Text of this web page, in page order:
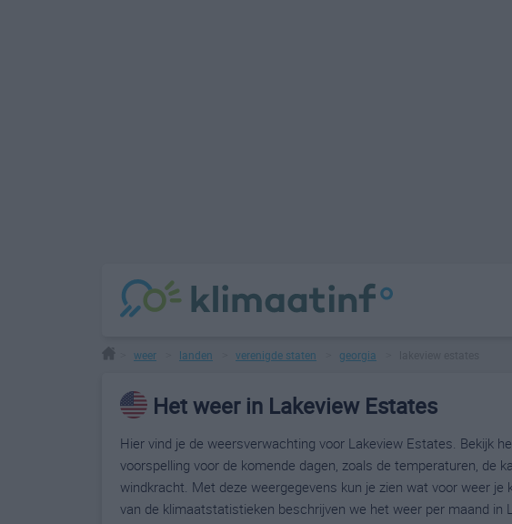
weer landen verenigde staten georgia
Het weer in Lakeview Estates
Hier vind je de weersverwachting voor Lakeview Estates. Bekijk
voorspelling voor de komende dagen, zoals de temperaturen, de
windkracht. Met deze weergegevens kun je zien wat voor weer
van de klimaatstatistieken beschrijven we het weer per maand in